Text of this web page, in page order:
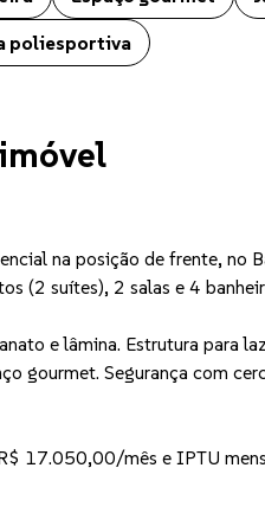
poliesportiva
na posição de frente, no
(2 suítes), 2 salas e 4
e lâmina. Estrutura para
gourmet. Segurança com
17.050,00/mês e IPTU